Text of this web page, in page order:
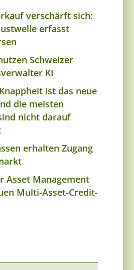
verschärft sich:
erfasst
Schweizer
KI
ist das neue
die meisten
nicht darauf
erhalten Zugang
Asset Management
Multi-Asset-Credit-